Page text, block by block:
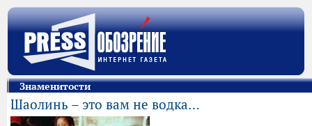
Знаменитости
Шаолинь – это вам не водка…